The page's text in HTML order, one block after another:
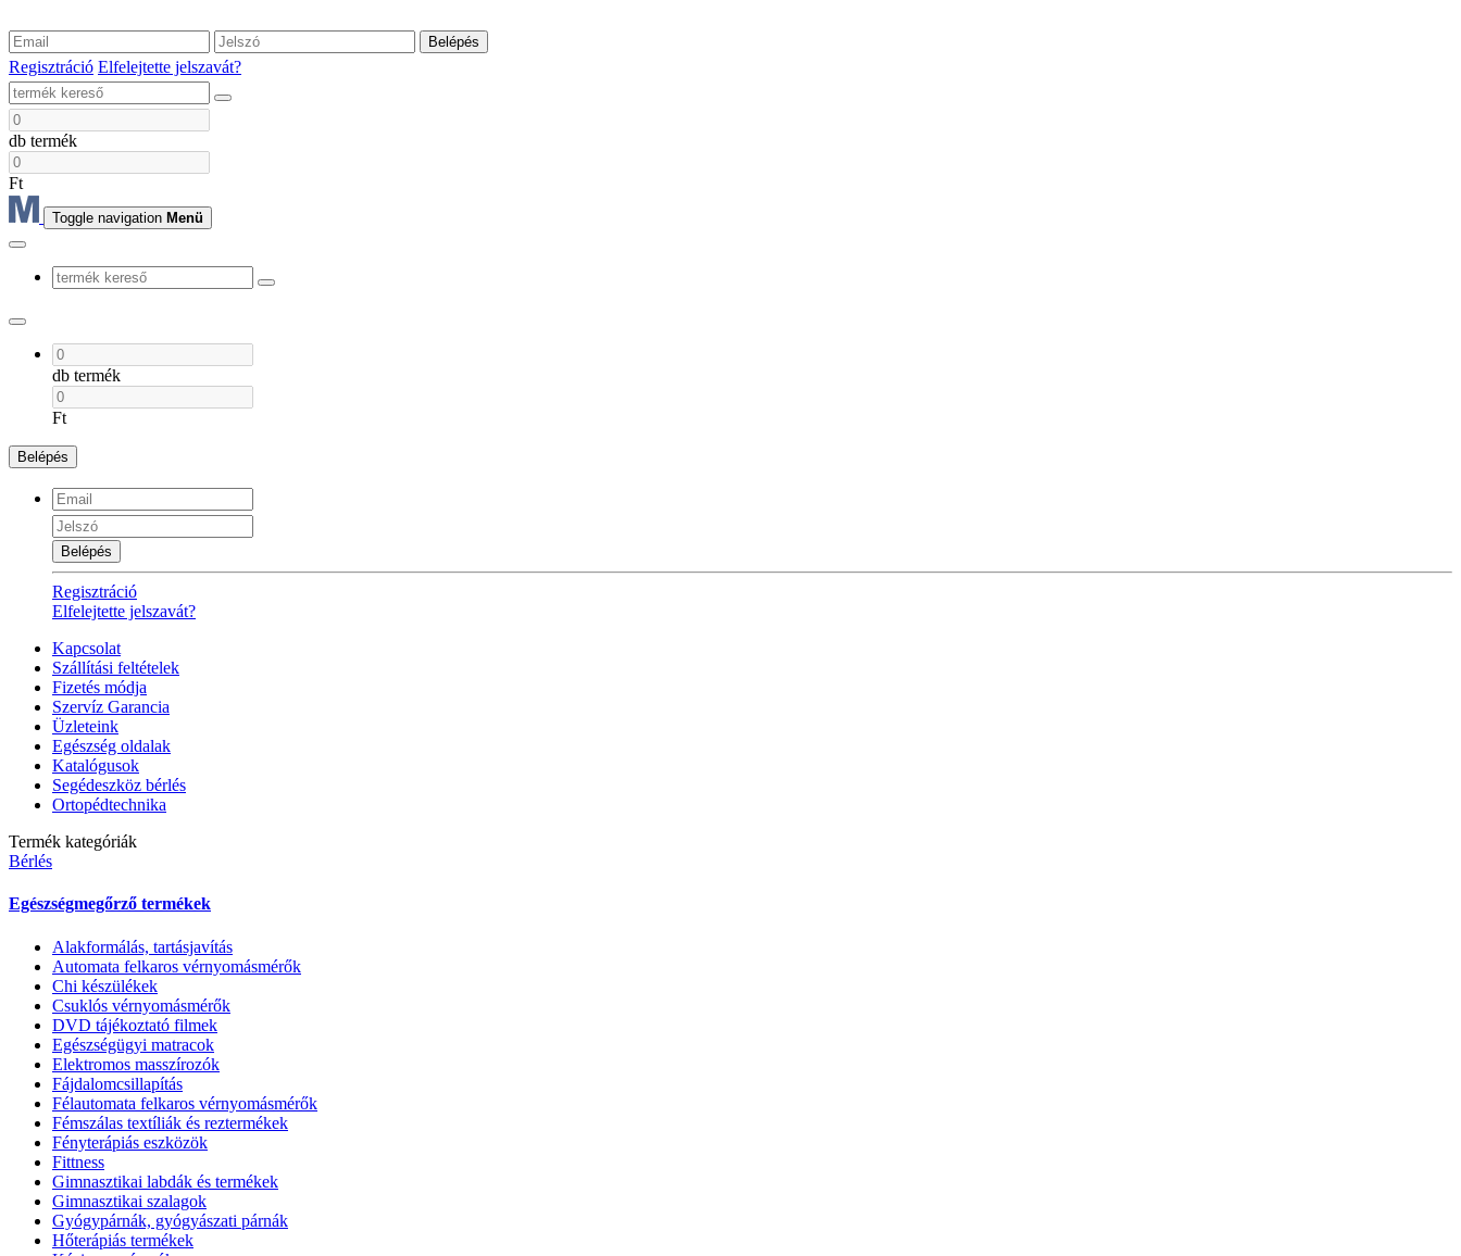
Belépés
Regisztráció Elfelejtette jelszavát?
db termék
Ft
Toggle navigation Menü
db termék
Ft
Belépés
Belépés
Regisztráció
Elfelejtette jelszavát?
Kapcsolat
Szállítási feltételek
Fizetés módja
Szervíz Garancia
Üzleteink
Egészség oldalak
Katalógusok
Segédeszköz bérlés
Ortopédtechnika
Termék kategóriák
Bérlés
Egészségmegőrző termékek
Alakformálás, tartásjavítás
Automata felkaros vérnyomásmérők
Chi készülékek
Csuklós vérnyomásmérők
DVD tájékoztató filmek
Egészségügyi matracok
Elektromos masszírozók
Fájdalomcsillapítás
Félautomata felkaros vérnyomásmérők
Fémszálas textíliák és reztermékek
Fényterápiás eszközök
Fittness
Gimnasztikai labdák és termékek
Gimnasztikai szalagok
Gyógypárnák, gyógyászati párnák
Hőterápiás termékek